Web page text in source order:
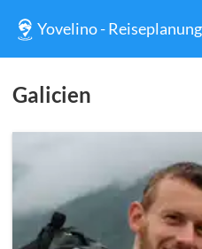
Yovelino -
Galicien